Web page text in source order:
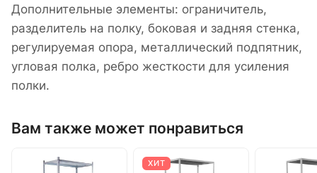
Дополнительные элементы: ограничитель,
разделитель на полку, боковая и задняя стенка,
регулируемая опора, металлический подпятник,
угловая полка, ребро жесткости для усиления
полки.
Вам также может понравиться
ХИТ